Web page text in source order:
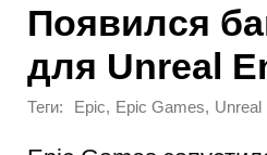
Появился
для Unreal
Теги: Epic, Epic Games, Unreal